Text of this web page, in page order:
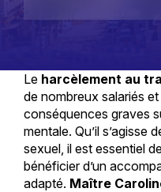
Le harcèlement au
de nombreux salariés
conséquences graves
mentale. Qu’il s’agisse
sexuel, il est essentiel
bénéficier d’un
adapté. Maître